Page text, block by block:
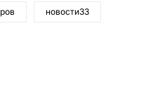
новости33